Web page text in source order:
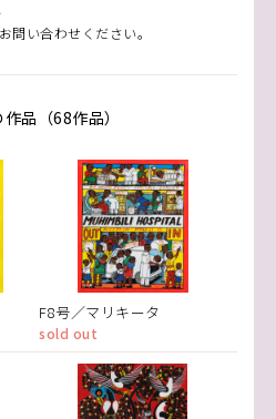
い合わせください。
品（68作品）
F8号／マリキータ
sold out